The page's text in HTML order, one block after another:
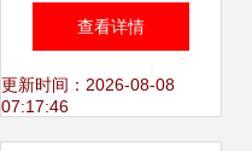
管理软件 一键外
拨，高效销售课程
查看详情
更新时间：2026-08-08
07:17:46